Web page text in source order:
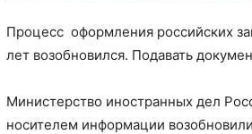
Процесс оформления российских
лет возобновился. Подавать
Министерство иностранных дел
носителем информации